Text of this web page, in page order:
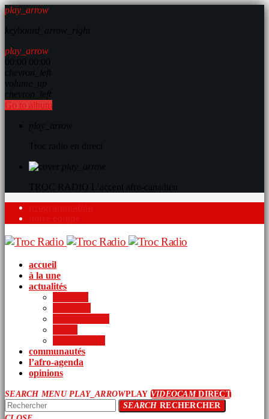
play_arrow
play_arrow
Go to album
accueil
à la une
actualités
communautés
l’afro-agenda
opinions
SEARCH MENU PLAY_ARROWPLAY VIDEOCAMDIRECT
SEARCHRECHERCHER